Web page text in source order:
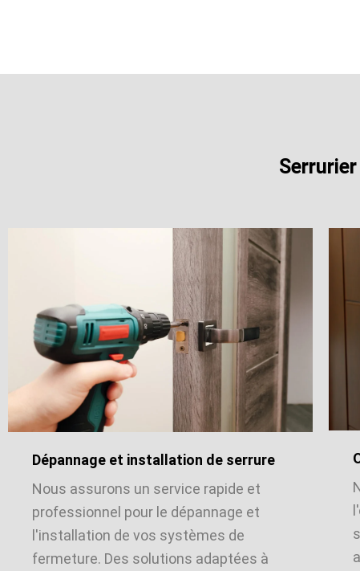
Dépannage et installation de serrure
Nous assurons un service rapide et
professionnel pour le dépannage et
l'installation de vos systèmes de
fermeture. Des solutions adaptées à